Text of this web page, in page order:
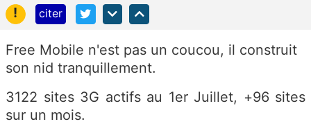
!
citer
Free Mobile n'est pas un coucou, il construit
son nid tranquillement.
3122 sites 3G actifs au 1er Juillet, +96 sites
sur un mois.